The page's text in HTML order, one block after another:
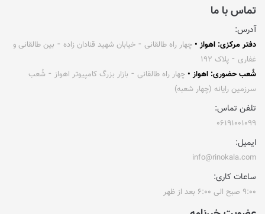
تماس با ما
آدرس:
دفتر مرکزی: اهواز • چهار راه طالقانی ⁃ خیابان شهید قنادان زاده ⁃ بین طالقانی و
غفاری ⁃ پلاک ۱۹۲
شُعب حضوری: اهواز • چهار راه طالقانی ⁃ بازار بزرگ کامپیوتر اهواز ⁃ شُعب
سرزمین رایانه (چهار شعبه)
تلفن تماس:
۰۶۱۹۱۰۰۱۰۹۹
ایمیل:
info@rinokala.com
ساعات کاری:
۹:۰۰ صبح الی ۶:۰۰ بعد از ظهر